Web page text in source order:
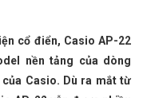
cổ điển, Casio AP-22
nền tảng của dòng
Casio. Dù ra mắt từ